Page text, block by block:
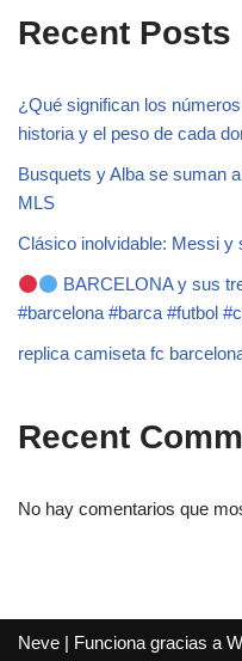
Recent Posts
¿Qué significan los
historia y el peso de cada
Busquets y Alba se suman
MLS
Clásico inolvidable: Messi y
BARCELONA y sus
#barcelona #barca #futbol
replica camiseta fc
Recent
No hay comentarios que
Neve | Funciona gracias a